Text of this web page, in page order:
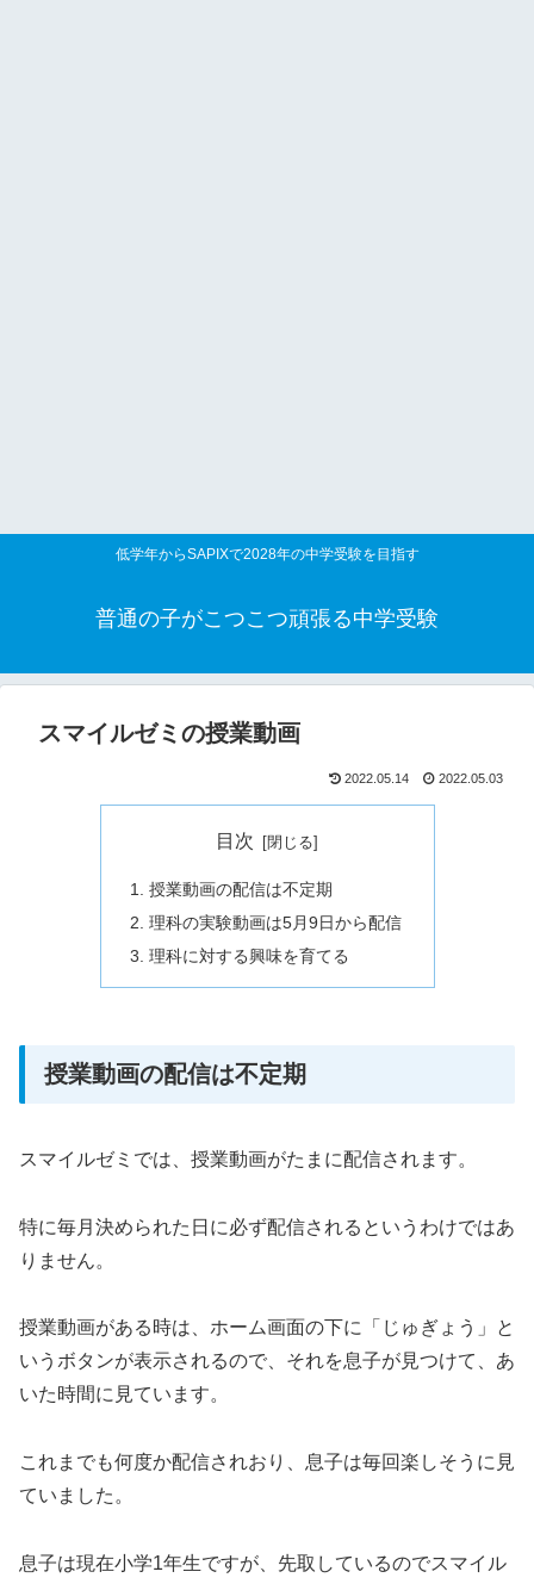
低学年からSAPIXで2028年の中学受験を目指す
普通の子がこつこつ頑張る中学受験
スマイルゼミの授業動画
2022.05.14 2022.05.03
目次
授業動画の配信は不定期
理科の実験動画は5月9日から配信
理科に対する興味を育てる
授業動画の配信は不定期
スマイルゼミでは、授業動画がたまに配信されます。
特に毎月決められた日に必ず配信されるというわけではあ
りません。
授業動画がある時は、ホーム画面の下に「じゅぎょう」と
いうボタンが表示されるので、それを息子が見つけて、あ
いた時間に見ています。
これまでも何度か配信されおり、息子は毎回楽しそうに見
ていました。
息子は現在小学1年生ですが、先取しているのでスマイル